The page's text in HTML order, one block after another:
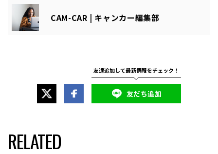
どさまざまな場所で休憩をとる機会があると思いますが、駐車中に気を付...
CAM-CAR | キャンカー編集部
友だち追加
RELATED